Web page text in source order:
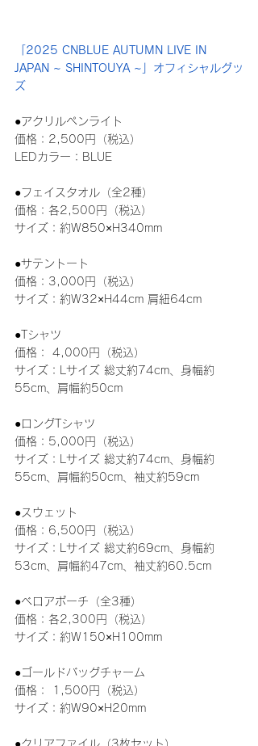
「2025 CNBLUE AUTUMN LIVE IN
JAPAN ~ SHINTOUYA ~」 オフィシャルグッ
ズ
●アクリルペンライト
価格：2,500円（税込）
LEDカラー：BLUE
●フェイスタオル（全2種）
価格：各2,500円（税込）
サイズ：約W850×H340mm
●サテントート
価格：3,000円（税込）
サイズ：約W32×H44cm 肩紐64cm
● Tシャツ
価格： 4,000円（税込）
サイズ：Lサイズ 総丈約74cm、身幅約
55cm、肩幅約50cm
●ロング Tシャツ
価格：5,000円（税込）
サイズ：Lサイズ 総丈約74cm、身幅約
55cm、肩幅約50cm、袖丈約59cm
●スウェット
価格：6,500円（税込）
サイズ：Lサイズ 総丈約69cm、身幅約
53cm、肩幅約47cm、袖丈約60.5cm
●ベロアポーチ （全3種）
価格：各2,300円（税込）
サイズ：約W150×H100mm
●ゴールドバッグチャーム
価格： 1,500円（税込）
サイズ：約W90×H20mm